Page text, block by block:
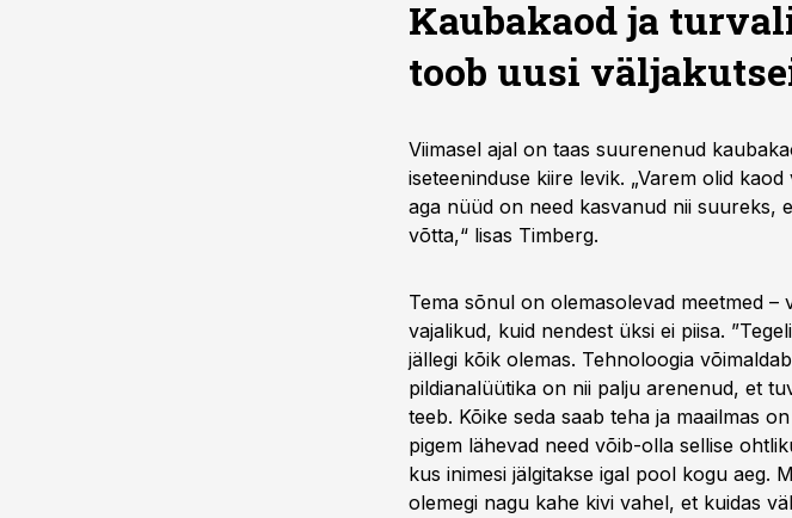
Kaubakaod ja
toob uusi
Viimasel ajal on taas suurenenud
iseteeninduse kiire levik. „Varem olid
aga nüüd on need kasvanud nii suureks,
võtta,“ lisas Timberg.
Tema sõnul on olemasolevad meetmed –
vajalikud, kuid nendest üksi ei piisa.
jällegi kõik olemas. Tehnoloogia
pildianalüütika on nii palju arenenud, et
teeb. Kõike seda saab teha ja maailmas
pigem lähevad need võib-olla sellise
kus inimesi jälgitakse igal pool kogu aeg.
olemegi nagu kahe kivi vahel, et kuidas